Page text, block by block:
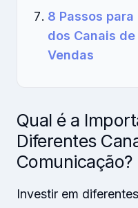
8 Passos
dos Canais
Vendas
Qual é a
Diferentes
Comunicação?
Investir em